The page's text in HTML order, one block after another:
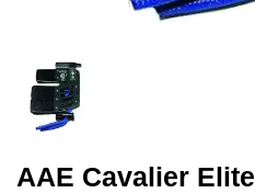
AAE Cavalier Elite